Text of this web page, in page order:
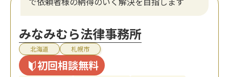
みなみむら法律事務所
北海道 札幌市
初回相談無料